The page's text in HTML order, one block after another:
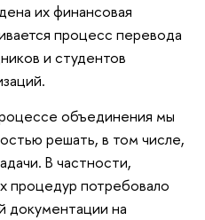
их финансовая
процесс перевода
и студентов
объединения мы
решать, в том числе,
В частности,
процедур потребовало
документации на